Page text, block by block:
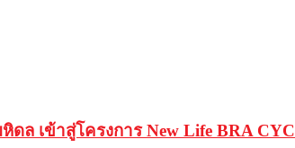
ล เข้าสู่โครงการ New Life BRA